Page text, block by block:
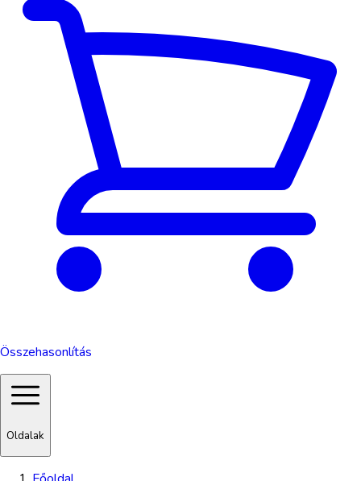
Összehasonlítás
Oldalak